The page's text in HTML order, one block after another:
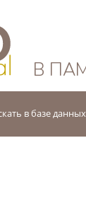
В
в базе